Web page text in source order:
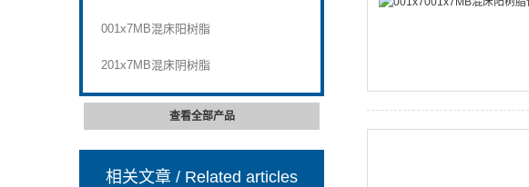
001x7MB混床阳树脂
201x7MB混床阴树脂
查看全部产品
相关文章/ Related articles